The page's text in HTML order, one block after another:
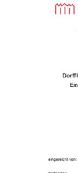
eingereicht von: